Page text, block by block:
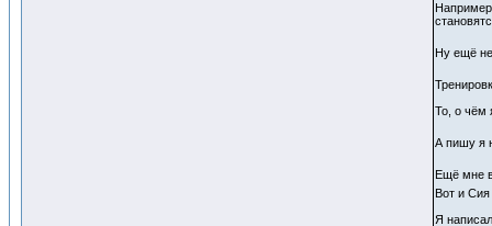
Ну ещё
То, о чём
А пишу я
Ещё мне
Вот и
Я